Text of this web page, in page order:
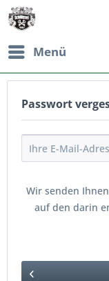
Menü
Passwort
Wir senden
auf den darin